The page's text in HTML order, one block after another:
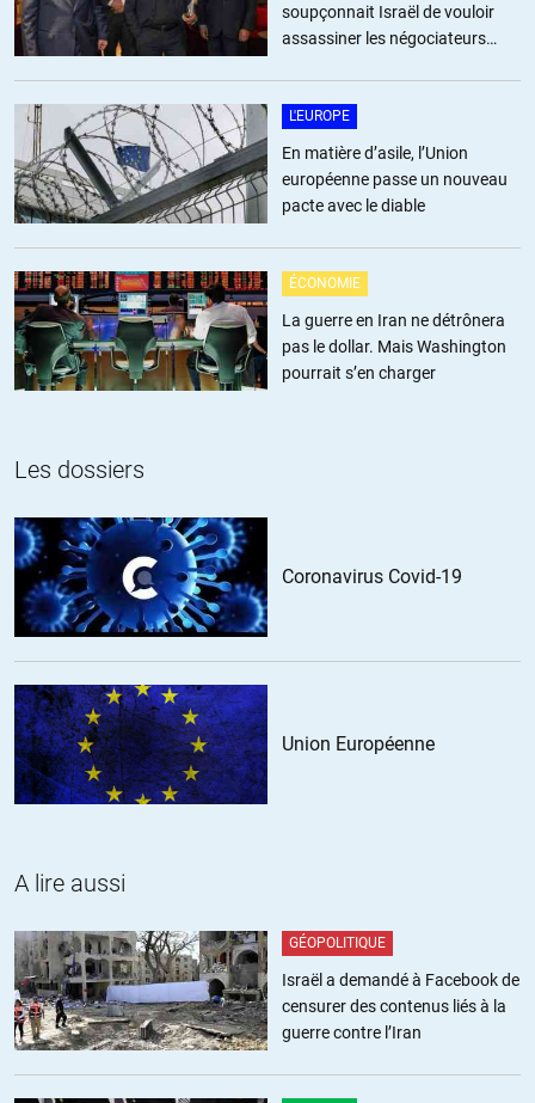
soupçonnait Israël de vouloir
assassiner les négociateurs
L'EUROPE
En matière d’asile, l’Union
européenne passe un nouveau
pacte avec le diable
ÉCONOMIE
La guerre en Iran ne détrônera
pas le dollar. Mais Washington
pourrait s’en charger
Les dossiers
Coronavirus Covid-19
Union Européenne
A lire aussi
GÉOPOLITIQUE
Israël a demandé à Facebook de
censurer des contenus liés à la
guerre contre l’Iran